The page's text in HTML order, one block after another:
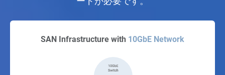
SAN Infrastructure with 10GbE Network